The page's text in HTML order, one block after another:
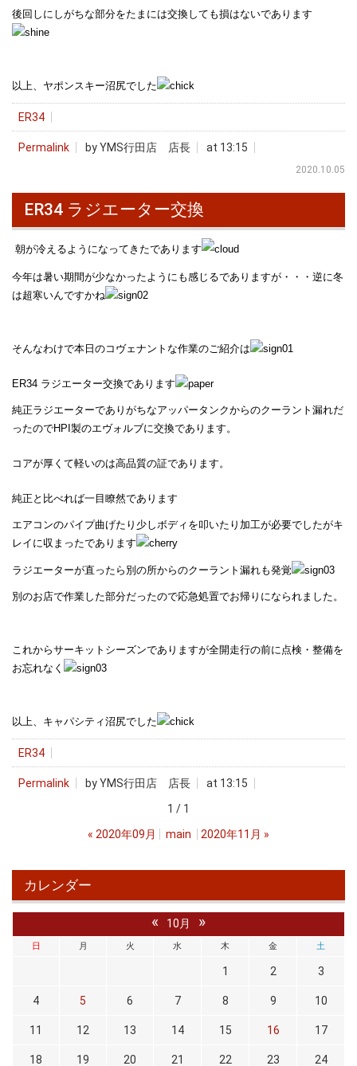
後回しにしがちな部分をたまには交換しても損はないであります
以上、ヤポンスキー沼尻でした
ER34
Permalink by YMS行田店 店長 at 13:15
2020.10.05
ER34 ラジエーター交換
朝が冷えるようになってきたであります
今年は暑い期間が少なかったようにも感じるでありますが・・・逆に冬
は超寒いんですかね
そんなわけで本日のコヴェナントな作業のご紹介は
ER34 ラジエーター交換であります
純正ラジエーターでありがちなアッパータンクからのクーラント漏れだ
ったのでHPI製のエヴォルブに交換であります。
コアが厚くて軽いのは高品質の証であります。
純正と比べれば一目瞭然であります
エアコンのパイプ曲げたり少しボディを叩いたり加工が必要でしたがキ
レイに収まったであります
ラジエーターが直ったら別の所からのクーラント漏れも発覚
別のお店で作業した部分だったので応急処置でお帰りになられました。
これからサーキットシーズンでありますが全開走行の前に点検・整備を
お忘れなく
以上、キャパシティ沼尻でした
ER34
Permalink by YMS行田店 店長
at 13:15
1 / 1
« 2020年09月 main 2020年11月 »
カレンダー
« 10月 »
日 月 火 水 木 金 土
1 2 3
4 5 6 7 8 9 10
11 12 13 14 15 16 17
18 19 20 21 22 23 24